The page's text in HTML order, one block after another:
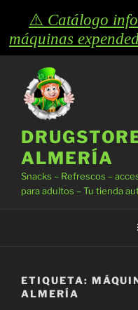
contenido
ALMERÍA
Snacks – Refrescos –
para adultos – Tu tienda
ETIQUETA:
ALMERÍA
⚠️ Catálogo
máquinas